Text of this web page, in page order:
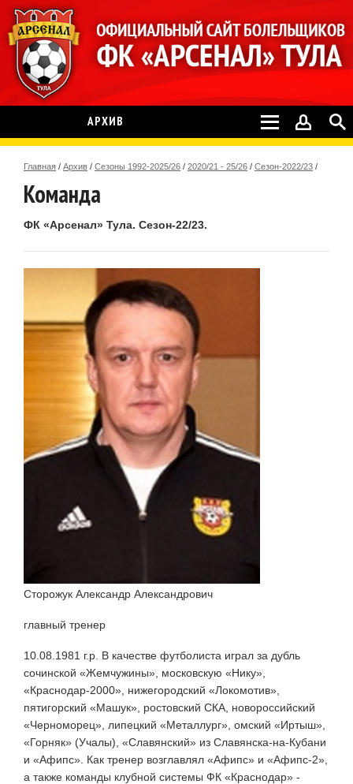
АРХИВ
Главная / Архив / Сезоны 1992-2025/26 / 2020/21 - 25/26 / Сезон-2022/23 /
Команда
ФК «Арсенал» Тула. Сезон-22/23.
Сторожук Александр Александрович
главный тренер
10.08.1981 г.р. В качестве футболиста играл за дубль
сочинской «Жемчужины», московскую «Нику»,
«Краснодар-2000», нижегородский «Локомотив»,
пятигорский «Машук», ростовский СКА, новороссийский
«Черноморец», липецкий «Металлург», омский «Иртыш»,
«Горняк» (Учалы), «Славянский» из Славянска-на-Кубани
и «Афипс». Как тренер возглавлял «Афипс» и «Афипс-2»,
а также команды клубной системы ФК «Краснодар» -